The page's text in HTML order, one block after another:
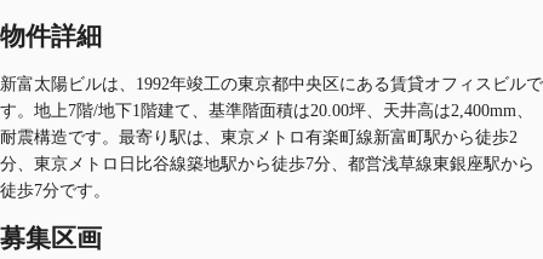
物件詳細
新富太陽ビルは、1992年竣工の東京都中央区にある賃貸オフィスビルで
す。地上7階/地下1階建て、基準階面積は20.00坪、天井高は2,400mm、
耐震構造です。最寄り駅は、東京メトロ有楽町線新富町駅から徒歩2
分、東京メトロ日比谷線築地駅から徒歩7分、都営浅草線東銀座駅から
徒歩7分です。
募集区画